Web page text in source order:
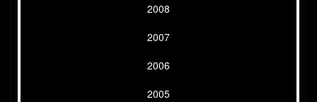
2008
2007
2006
2005